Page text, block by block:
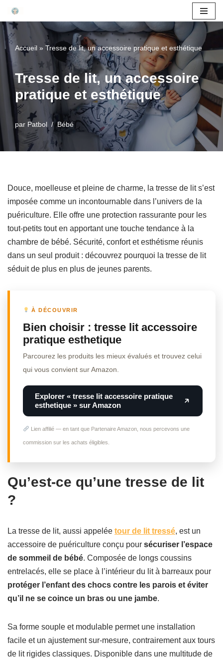
Aller
au
contenu
Accueil » Tresse de lit, un accessoire pratique et esthétique
Tresse de lit, un accessoire
pratique et esthétique
par Patbol Bébé
Douce, moelleuse et pleine de charme, la tresse de lit s’est
imposée comme un incontournable dans l’univers de la
puériculture. Elle offre une protection rassurante pour les
tout-petits tout en apportant une touche tendance à la
chambre de bébé. Sécurité, confort et esthétisme réunis
dans un seul produit : découvrez pourquoi la tresse de lit
séduit de plus en plus de jeunes parents.
À DÉCOUVRIR
Bien choisir : tresse lit accessoire
pratique esthetique
Parcourez les produits les mieux évalués et trouvez celui
qui vous convient sur Amazon.
Explorer « tresse lit accessoire pratique
esthetique » sur Amazon
Lien affilié — en tant que Partenaire Amazon, nous percevons une
commission sur les achats éligibles.
Qu’est-ce qu’une tresse de lit
?
La tresse de lit, aussi appelée tour de lit tressé, est un
accessoire de puériculture conçu pour sécuriser l’espace
de sommeil de bébé. Composée de longs coussins
entrelacés, elle se place à l’intérieur du lit à barreaux pour
protéger l’enfant des chocs contre les parois et éviter
qu’il ne se coince un bras ou une jambe.
Sa forme souple et modulable permet une installation
facile et un ajustement sur-mesure, contrairement aux tours
de lit rigides classiques. Disponible dans une multitude de